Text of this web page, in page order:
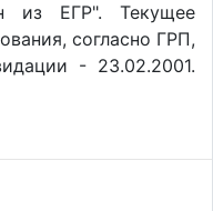
из ЕГР". Текущее
согласно ГРП,
- 23.02.2001.